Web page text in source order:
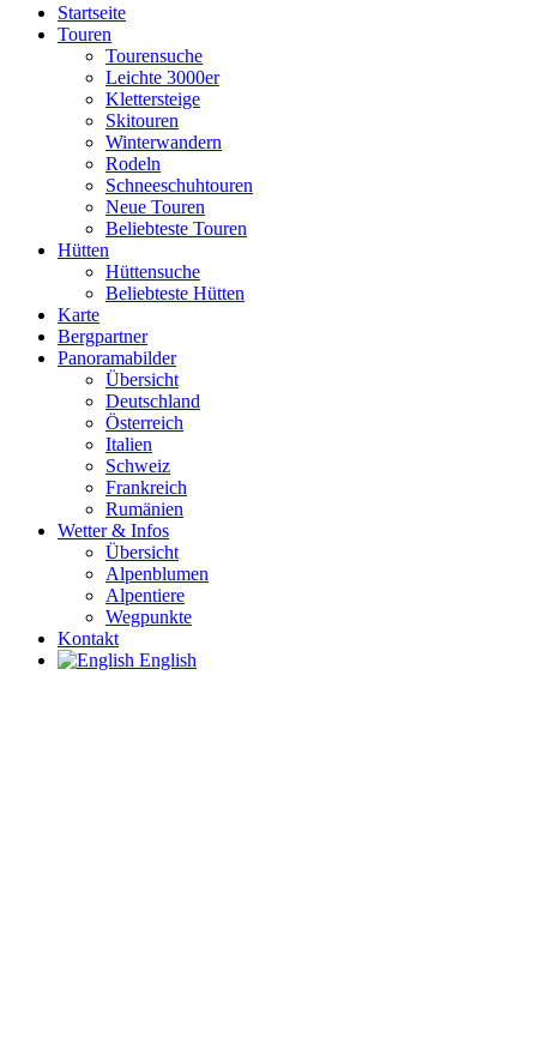
Startseite
Touren
Tourensuche
Leichte 3000er
Klettersteige
Skitouren
Winterwandern
Rodeln
Schneeschuhtouren
Neue Touren
Beliebteste Touren
Hütten
Hüttensuche
Beliebteste Hütten
Karte
Bergpartner
Panoramabilder
Übersicht
Deutschland
Österreich
Italien
Schweiz
Frankreich
Rumänien
Wetter & Infos
Übersicht
Alpenblumen
Alpentiere
Wegpunkte
Kontakt
English